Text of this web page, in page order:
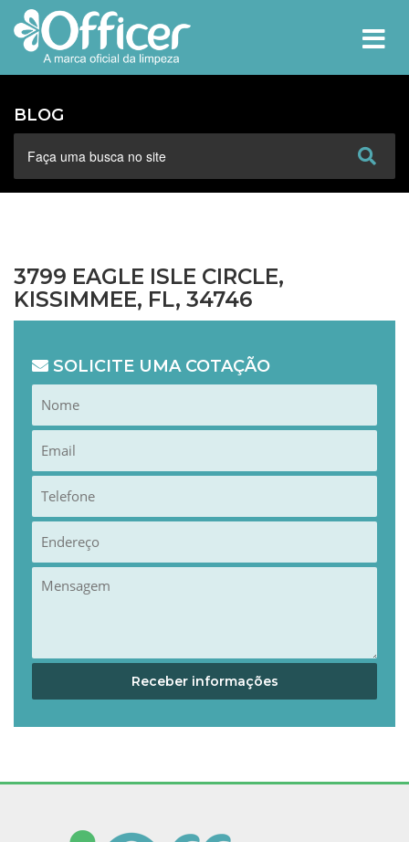
BLOG
3799 EAGLE ISLE CIRCLE,
KISSIMMEE, FL, 34746
SOLICITE UMA COTAÇÃO